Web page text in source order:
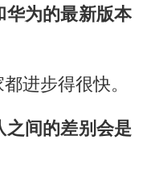
华为的最新版本
进步得很快。
间的差别会是